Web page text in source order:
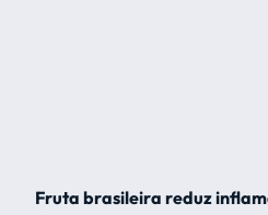
Fruta brasileira reduz